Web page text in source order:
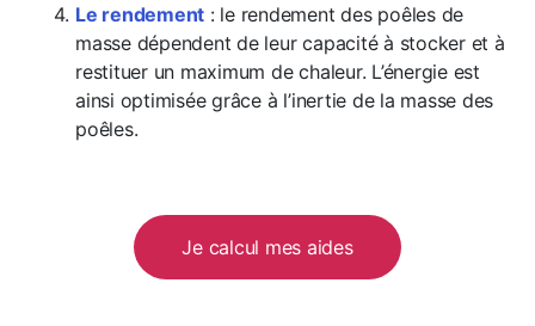
Le rendement : le rendement des poêles de
masse dépendent de leur capacité à stocker et à
restituer un maximum de chaleur. L’énergie est
ainsi optimisée grâce à l’inertie de la masse des
poêles.
Je calcul mes aides